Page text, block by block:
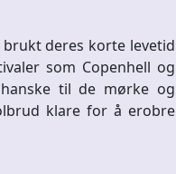
deres korte levetid
som Copenhell og
til de mørke og
klare for å erobre